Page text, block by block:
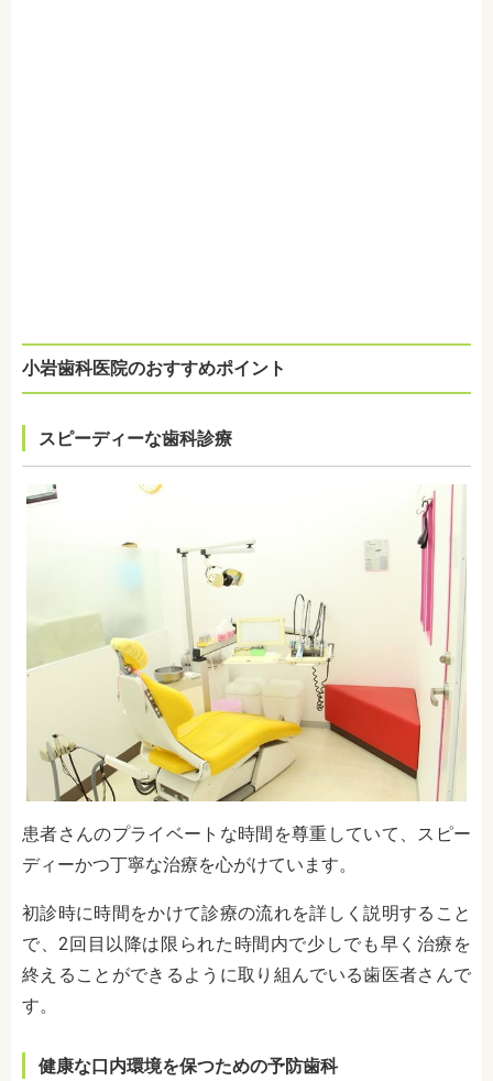
小岩歯科医院のおすすめポイント
スピーディーな歯科診療
患者さんのプライベートな時間を尊重していて、スピー
ディーかつ丁寧な治療を心がけています。
初診時に時間をかけて診療の流れを詳しく説明すること
で、2回目以降は限られた時間内で少しでも早く治療を
終えることができるように取り組んでいる歯医者さんで
す。
健康な口内環境を保つための予防歯科